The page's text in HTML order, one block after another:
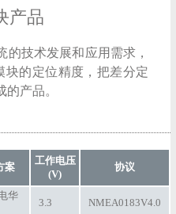
产品
的技术发展和应用需求，
块的定位精度，把差分定
产品。
案
工作电压
(V)
协议
华
3.3 NMEA0183V4.0